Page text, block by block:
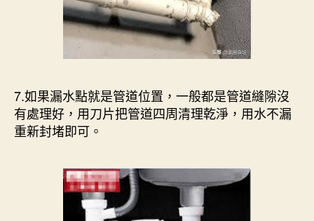
7.如果漏水點就是管道位置，一般都是管道縫隙沒
有處理好，用刀片把管道四周清理乾淨，用水不漏
重新封堵即可。